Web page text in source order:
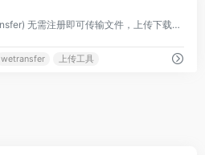
奶牛快传 (CowTransfer) 无需注册即可传输文件，上传下载不限速。传视频、传音频、传图片、跨国传、传大文件。10GB 免费云盘、会员 3TB 超大云盘。最受创意人、广告人及创作者喜爱的效率工具之一，快来体验吧！
wetransfer 上传工具